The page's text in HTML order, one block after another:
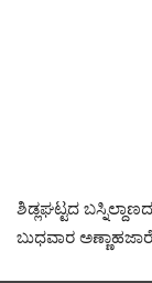
ಶಿಡ್ಲಘಟ್ಟದ
ಬುಧವಾರ